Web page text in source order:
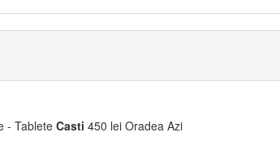
- Tablete Casti 450 lei Oradea Azi